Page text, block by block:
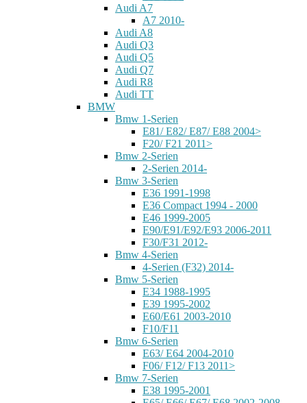
Audi A7
A7 2010-
Audi A8
Audi Q3
Audi Q5
Audi Q7
Audi R8
Audi TT
BMW
Bmw 1-Serien
E81/ E82/ E87/ E88 2004>
F20/ F21 2011>
Bmw 2-Serien
2-Serien 2014-
Bmw 3-Serien
E36 1991-1998
E36 Compact 1994 - 2000
E46 1999-2005
E90/E91/E92/E93 2006-2011
F30/F31 2012-
Bmw 4-Serien
4-Serien (F32) 2014-
Bmw 5-Serien
E34 1988-1995
E39 1995-2002
E60/E61 2003-2010
F10/F11
Bmw 6-Serien
E63/ E64 2004-2010
F06/ F12/ F13 2011>
Bmw 7-Serien
E38 1995-2001